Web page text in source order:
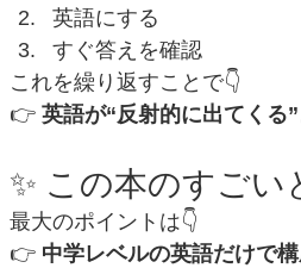
英語にする
すぐ答えを確認
これを繰り返すことで👇
👉 英語が“反射的に出てくる
✨ この本のすごい
最大のポイントは👇
👉 中学レベルの英語だけで